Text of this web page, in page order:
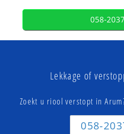
058-
Lekkage of
Zoekt u riool verstopt in
058-